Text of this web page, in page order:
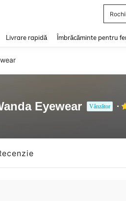
Livrare rapidă Îmbrăcăminte pentru
Eyewear Vânzător